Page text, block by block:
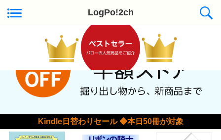
LogPo!2ch
Kindle日替わりセール ◆本日50冊が対象